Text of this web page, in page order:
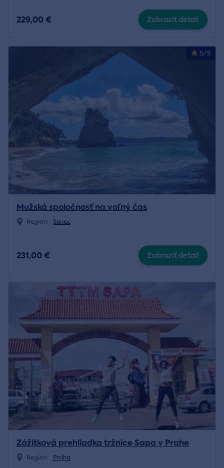
229,00 € Zobraziť detail
5/5
Mužská spoločnosť na voľný čas
Región: Senec
231,00 € Zobraziť detail
Zážitková prehliadka tržnice Sapa v Prahe
Región: Praha